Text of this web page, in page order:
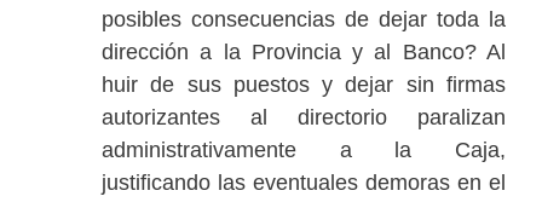
posibles consecuencias de dejar toda la
dirección a la Provincia y al Banco? Al
huir de sus puestos y dejar sin firmas
autorizantes al directorio paralizan
administrativamente a la Caja,
justificando las eventuales demoras en el